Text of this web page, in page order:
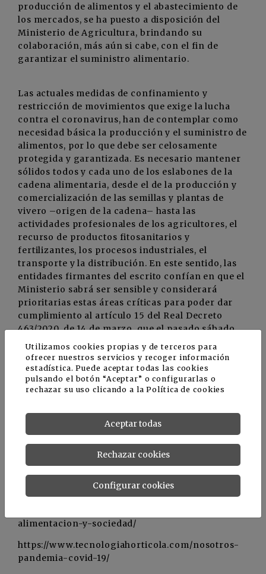
producción de alimentos y el abastecimiento de
los mercados, se ha puesto a disposición del
Ministerio de Agricultura, brindando su
colaboración, más aún si cabe, con el fin de
garantizar el suministro alimentario.
Las actuales medidas de confinamiento y
restricción de movimientos que exige la lucha
contra el coronavirus, han de contemplar como
necesidad básica la producción y el suministro de
alimentos, por lo que debe ser celosamente
protegida y garantizada. Es necesario mantener
sólidos todos y cada uno de los eslabones de la
cadena alimentaria, desde el de la producción y
comercialización de las semillas y plantas de
vivero –origen de la cadena– hasta las
actividades profesionales de los agricultores, el
recurso de productos fitosanitarios y
fertilizantes, los procesos industriales, el
transporte y la distribución. En este sentido, las
entidades firmantes del escrito confían en que el
Ministerio sabrá ser sensible y considerará
prioritarias estas áreas críticas para poder dar
cumplimiento al artículo 15 del Real Decreto
463/2020, de 14 de marzo, que el pasado sábado
declaró el estado de alarma por crisis sanitaria.
Preocupadas y comprometidas con
responsabilidad ante estas excepcionales
solicitado “la coordinación de las unidades
administrativas para poner a disposición de los
agricultores semillas y plantas, productos
fitosanitarios y fertilizantes”.
Informaciones relacionadas
alimentacion-y-sociedad/
https://www.tecnologiahorticola.com/nosotros-
pandemia-covid-19/
Utilizamos cookies propias y de terceros para
ofrecer nuestros servicios y recoger información
estadística. Puede aceptar todas las cookies
pulsando el botón “Aceptar” o configurarlas o
rechazar su uso clicando a laPolítica de cookies
Aceptar todas
Rechazar cookies
Configurar cookies